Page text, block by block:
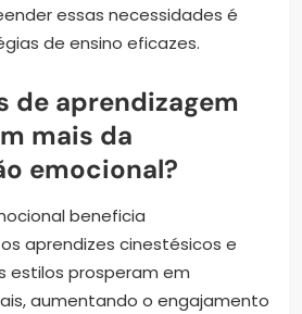
essas necessidades é
de ensino eficazes.
de aprendizagem
mais da
emocional?
beneficia
aprendizes cinestésicos e
estilos prosperam em
aumentando o engajamento